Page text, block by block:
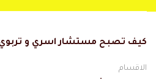
كيف تصبح مستشار اسري و تربوي
الاقسام